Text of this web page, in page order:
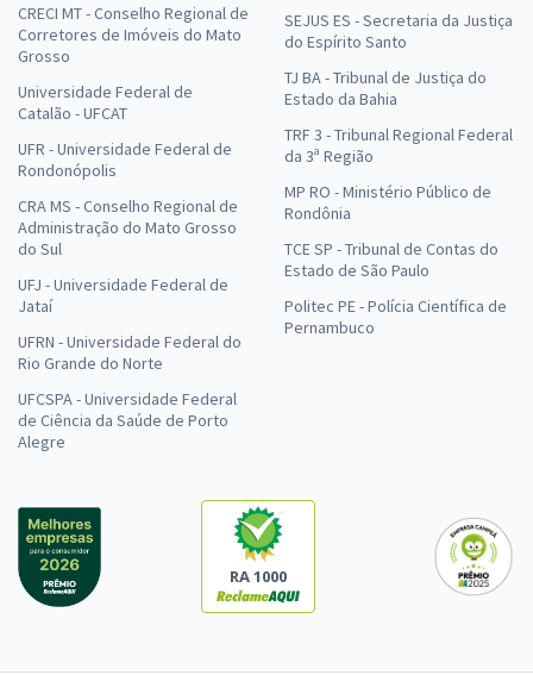
CRECI MT - Conselho Regional de
Corretores de Imóveis do Mato
Grosso
Universidade Federal de
Catalão - UFCAT
UFR - Universidade Federal de
Rondonópolis
CRA MS - Conselho Regional de
Administração do Mato Grosso
do Sul
UFJ - Universidade Federal de
Jataí
UFRN - Universidade Federal do
Rio Grande do Norte
UFCSPA - Universidade Federal
de Ciência da Saúde de Porto
Alegre
SEJUS ES - Secretaria da Justiça
do Espírito Santo
TJ BA - Tribunal de Justiça do
Estado da Bahia
TRF 3 - Tribunal Regional Federal
da 3ª Região
MP RO - Ministério Público de
Rondônia
TCE SP - Tribunal de Contas do
Estado de São Paulo
Politec PE - Polícia Científica de
Pernambuco
RA 1000